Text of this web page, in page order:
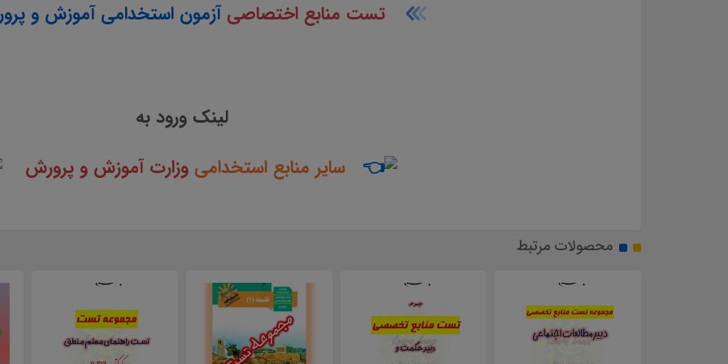
تست منابع اختصاصی آزمون استخدامی آموزش و
لینک ورود به
سایر منابع استخدامیوزارت آموزش و پرورش
محصولات مرتبط